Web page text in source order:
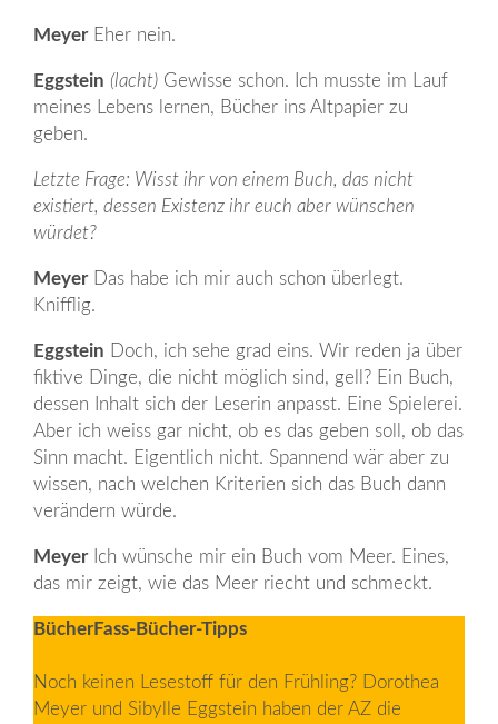
MeyerEher nein.
Eggstein (lacht) Gewisse schon. Ich musste im Lauf
meines Lebens lernen, Bücher ins Altpapier zu
geben.
Letzte Frage: Wisst ihr von einem Buch, das nicht
existiert, dessen Existenz ihr euch aber wünschen
würdet?
MeyerDas habe ich mir auch schon überlegt.
Knifflig.
Eggstein Doch, ich sehe grad eins. Wir reden ja über
fiktive Dinge, die nicht möglich sind, gell? Ein Buch,
dessen Inhalt sich der Leserin anpasst. Eine Spielerei.
Aber ich weiss gar nicht, ob es das geben soll, ob das
Sinn macht. Eigentlich nicht. Spannend wär aber zu
wissen, nach welchen Kriterien sich das Buch dann
verändern würde.
MeyerIch wünsche mir ein Buch vom Meer. Eines,
das mir zeigt, wie das Meer riecht und schmeckt.
BücherFass-Bücher-Tipps
Noch keinen Lesestoff für den Frühling? Dorothea
Meyer und Sibylle Eggstein haben der AZ die